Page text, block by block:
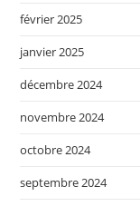
février 2025
janvier 2025
décembre 2024
novembre 2024
octobre 2024
septembre 2024